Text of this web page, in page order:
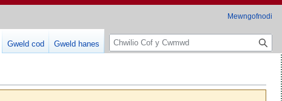
Mewngofnodi
Gweld cod Gweld hanes
C
h
l